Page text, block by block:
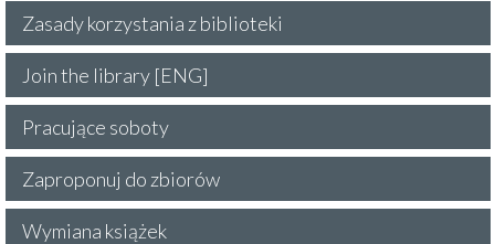
Zasady korzystania z biblioteki
Join the library [ENG]
Pracujące soboty
Zaproponuj do zbiorów
Wymiana książek